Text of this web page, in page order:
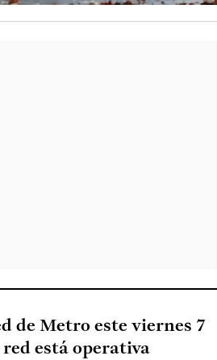
de Metro este viernes 7
está operativa